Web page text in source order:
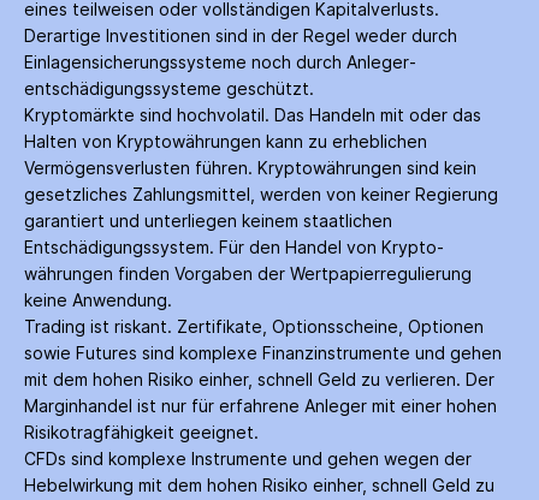
eines teilweisen oder vollständigen Kapitalverlusts.
Derartige Investitionen sind in der Regel weder durch
Einlagen­sicherungs­systeme noch durch Anleger­
entschädigungs­systeme geschützt.
Kryptomärkte sind hochvolatil. Das Handeln mit oder das
Halten von Krypto­währungen kann zu erheblichen
Vermögensverlusten führen. Krypto­währungen sind kein
gesetzliches Zahlungs­mittel, werden von keiner Regierung
garantiert und unterliegen keinem staatlichen
Entschädigungs­system. Für den Handel von Krypto­
währungen finden Vorgaben der Wertpapier­regulierung
keine Anwendung.
Trading ist riskant. Zertifikate, Options­scheine, Optionen
sowie Futures sind komplexe Finanz­instrumente und gehen
mit dem hohen Risiko einher, schnell Geld zu verlieren. Der
Margin­handel ist nur für erfahrene Anleger mit einer hohen
Risiko­tragfähigkeit geeignet.
CFDs sind komplexe Instrumente und gehen wegen der
Hebelwirkung mit dem hohen Risiko einher, schnell Geld zu